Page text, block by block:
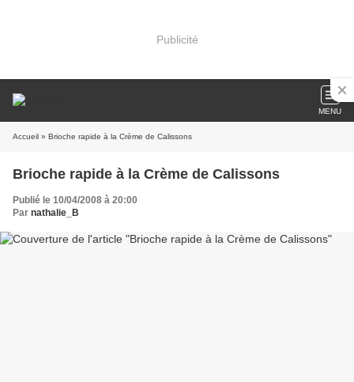
Publicité
MENU
Accueil » Brioche rapide à la Crème de Calissons
Brioche rapide à la Crème de Calissons
Publié le 10/04/2008 à 20:00
Par nathalie_B